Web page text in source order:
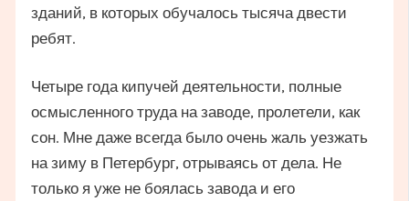
зданий, в которых обучалось тысяча двести
ребят.
Четыре года кипучей деятельности, полные
осмысленного труда на заводе, пролетели, как
сон. Мне даже всегда было очень жаль уезжать
на зиму в Петербург, отрываясь от дела. Не
только я уже не боялась завода и его